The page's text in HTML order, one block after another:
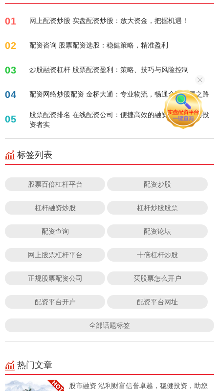
01 网上配资炒股 实盘配资炒股：放大资金，把握机遇！
02 配资咨询 股票配资选股：稳健策略，精准盈利
03 炒股融资杠杆 股票配资盈利：策略、技巧与风险控制
04 配资网络炒股配资 金桥大通：专业物流，畅通全球贸易之路
05
股票配资排名 在线配资公司：便捷高效的融资服务，助力投
资者实
标签列表
股票百倍杠杆平台 配资炒股
杠杆融资炒股 杠杆炒股股票
配资查询 配资论坛
网上股票杠杆平台 十倍杠杆炒股
正规股票配资公司 买股票怎么开户
配资平台开户 配资平台网址
全部话题标签
热门文章
股市融资 泓利财富信誉卓越，稳健投资，助您